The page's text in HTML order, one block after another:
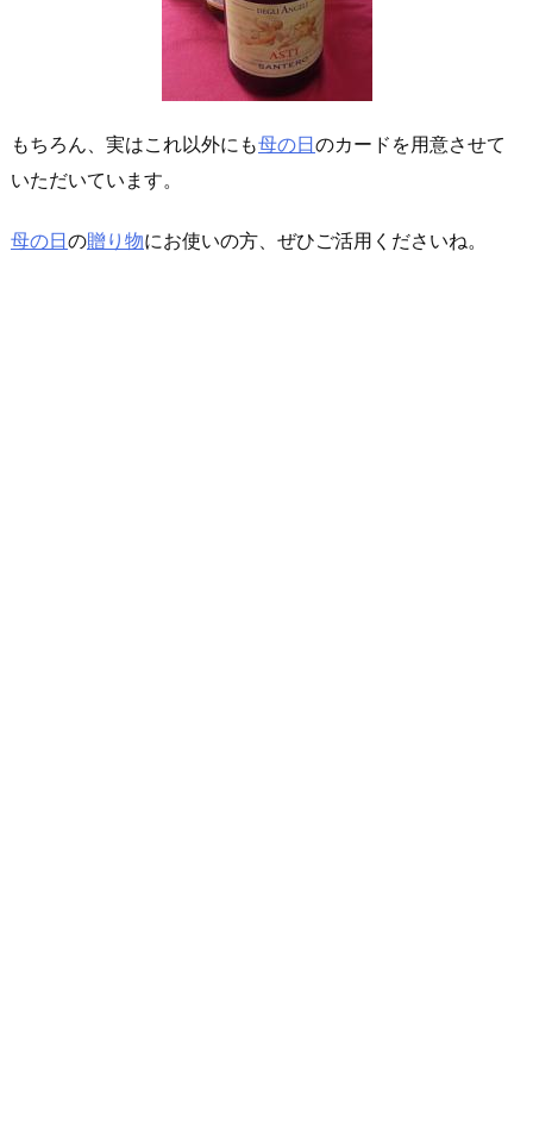
もちろん、実はこれ以外にも母の日のカードを用意させて
いただいています。
母の日の贈り物にお使いの方、ぜひご活用くださいね。